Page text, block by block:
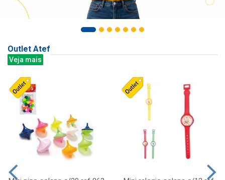
Outlet Atef
Veja mais